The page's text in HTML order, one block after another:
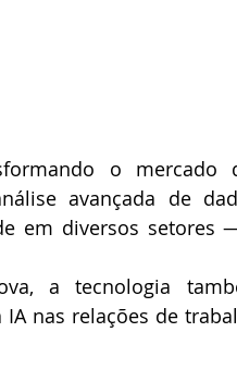
o mercado
avançada de
em diversos setores
a tecnologia
nas relações de